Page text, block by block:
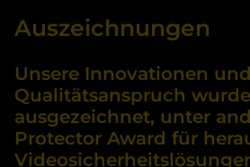
Auszeichnungen
Unsere Innovationen
Qualitätsanspruch
ausgezeichnet, unter
Protector Award für